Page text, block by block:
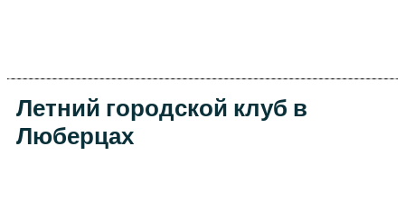
Летний городской клуб в
Люберцах